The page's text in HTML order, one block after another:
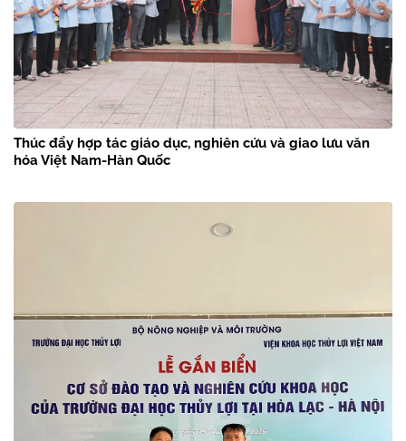
Thúc đẩy hợp tác giáo dục, nghiên cứu và giao lưu văn
hóa Việt Nam-Hàn Quốc